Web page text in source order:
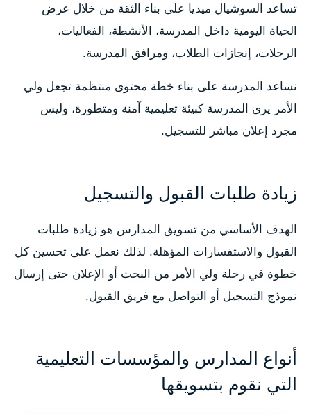
تساعد السوشيال ميديا على بناء الثقة من خلال عرض
الحياة اليومية داخل المدرسة، الأنشطة، الفعاليات،
الرحلات، إنجازات الطلاب، ومرافق المدرسة.
نساعد المدرسة على بناء خطة محتوى منتظمة تجعل ولي
الأمر يرى المدرسة كبيئة تعليمية آمنة ومتطورة، وليس
مجرد إعلان مباشر للتسجيل.
زيادة طلبات القبول والتسجيل
الهدف الأساسي من تسويق المدارس هو زيادة طلبات
القبول والاستفسارات المؤهلة. لذلك نعمل على تحسين كل
خطوة في رحلة ولي الأمر من البحث أو الإعلان حتى إرسال
نموذج التسجيل أو التواصل مع فريق القبول.
أنواع المدارس والمؤسسات التعليمية
التي نقوم بتسويقها